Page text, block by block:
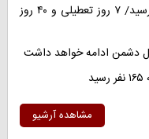
رهبر و پیشوای شیعیان جهان به شهادت رسید/ ۷ روز تعطیلی و ۴۰ روز
مشاهده آرشیو